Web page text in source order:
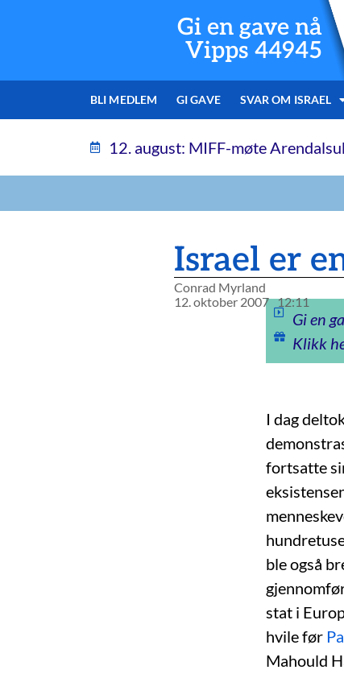
Gi en gave nå
Vipps 44945
BLI MEDLEM GI GAVE SVAR OM ISRAEL
12. august: MIFF-møte
Israel er
Conrad Myrland
12. oktober 2007 12:11
Gi en
Klikk
I dag
fortsatte
ble også
stat i
hvile før
Mahould